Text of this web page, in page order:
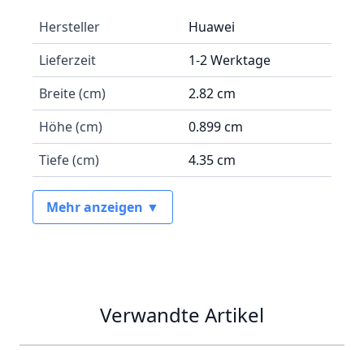
Hersteller
Huawei
Lieferzeit
1-2 Werktage
Breite (cm)
2.82 cm
Höhe (cm)
0.899 cm
Tiefe (cm)
4.35 cm
Mehr anzeigen ▼
Verwandte Artikel